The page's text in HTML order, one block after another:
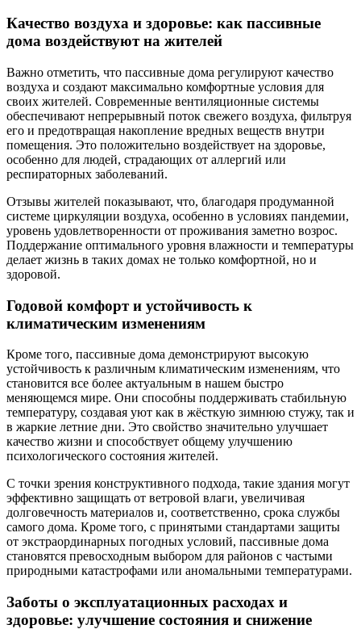
Качество воздуха и здоровье: как пассивные
дома воздействуют на жителей
Важно отметить, что пассивные дома регулируют качество
воздуха и создают максимально комфортные условия для
своих жителей. Современные вентиляционные системы
обеспечивают непрерывный поток свежего воздуха, фильтруя
его и предотвращая накопление вредных веществ внутри
помещения. Это положительно воздействует на здоровье,
особенно для людей, страдающих от аллергий или
респираторных заболеваний.
Отзывы жителей показывают, что, благодаря продуманной
системе циркуляции воздуха, особенно в условиях пандемии,
уровень удовлетворенности от проживания заметно возрос.
Поддержание оптимального уровня влажности и температуры
делает жизнь в таких домах не только комфортной, но и
здоровой.
Годовой комфорт и устойчивость к
климатическим изменениям
Кроме того, пассивные дома демонстрируют высокую
устойчивость к различным климатическим изменениям, что
становится все более актуальным в нашем быстро
меняющемся мире. Они способны поддерживать стабильную
температуру, создавая уют как в жёсткую зимнюю стужу, так и
в жаркие летние дни. Это свойство значительно улучшает
качество жизни и способствует общему улучшению
психологического состояния жителей.
С точки зрения конструктивного подхода, такие здания могут
эффективно защищать от ветровой влаги, увеличивая
долговечность материалов и, соответственно, срока службы
самого дома. Кроме того, с принятыми стандартами защиты
от экстраординарных погодных условий, пассивные дома
становятся превосходным выбором для районов с частыми
природными катастрофами или аномальными температурами.
Заботы о эксплуатационных расходах и
здоровье: улучшение состояния и снижение